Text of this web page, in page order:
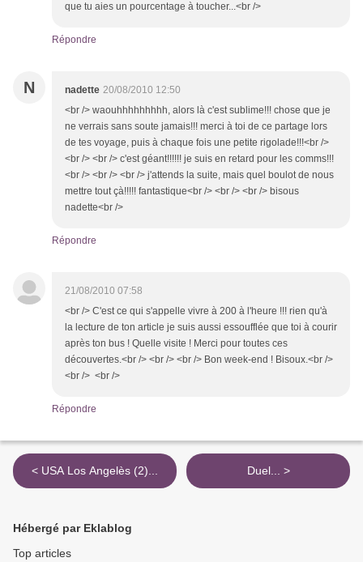
que tu aies un pourcentage à toucher...<br />
Répondre
N nadette 20/08/2010 12:50
<br /> waouhhhhhhhhh, alors là c'est sublime!!! chose que je
ne verrais sans soute jamais!!! merci à toi de ce partage lors
de tes voyage, puis à chaque fois une petite rigolade!!!<br />
<br /> <br /> c'est géant!!!!!! je suis en retard pour les comms!!!
<br /> <br /> <br /> j'attends la suite, mais quel boulot de nous
mettre tout çà!!!!! fantastique<br /> <br /> <br /> bisous
nadette<br />
Répondre
21/08/2010 07:58
<br /> C'est ce qui s'appelle vivre à 200 à l'heure !!! rien qu'à
la lecture de ton article je suis aussi essoufflée que toi à courir
après ton bus ! Quelle visite ! Merci pour toutes ces
découvertes.<br /> <br /> <br /> Bon week-end ! Bisoux.<br />
<br /> <br />
Répondre
< USA Los Angelès (2)... Duel... >
Hébergé par Eklablog
Top articles